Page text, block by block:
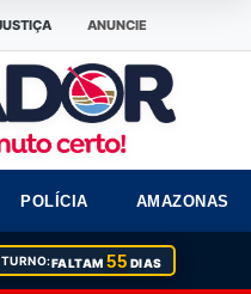
ANUNCIE
POLÍCIA AMAZONAS
TURNO:FALTAM55 DIAS